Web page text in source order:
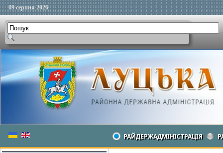
09 серпня 2026
РАЙДЕРЖАДМІНІСТРАЦІЯ